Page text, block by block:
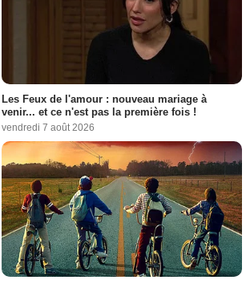
Les Feux de l'amour : nouveau mariage à
venir... et ce n'est pas la première fois !
vendredi 7 août 2026